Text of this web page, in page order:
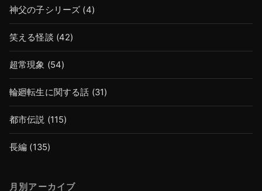
神父の子シリーズ (4)
笑える怪談 (42)
超常現象 (54)
輪廻転生に関する話 (31)
都市伝説 (115)
長編 (135)
月別アーカイブ